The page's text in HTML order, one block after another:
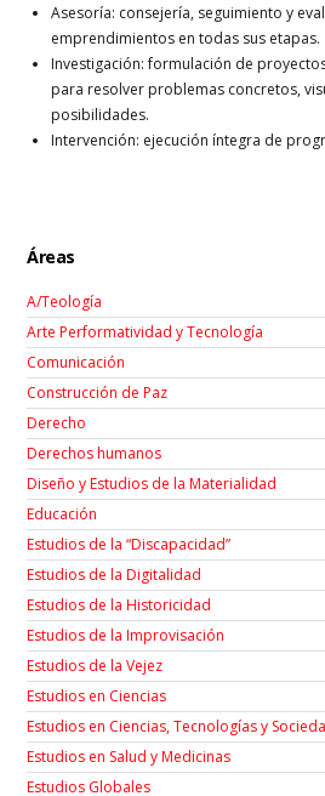
Asesoría: consejería, seguimiento y
emprendimientos en todas sus etapas.
Investigación: formulación de
para resolver problemas concretos,
posibilidades.
Intervención: ejecución íntegra de
Áreas
A/Teología
Arte Performatividad y Tecnología
Comunicación
Construcción de Paz
Derecho
Derechos humanos
Diseño y Estudios de la Materialidad
Educación
Estudios de la “Discapacidad”
Estudios de la Digitalidad
Estudios de la Historicidad
Estudios de la Improvisación
Estudios de la Vejez
Estudios en Ciencias
Estudios en Ciencias, Tecnologías y
Estudios en Salud y Medicinas
Estudios Globales